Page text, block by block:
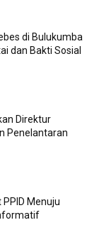
di Bulukumba
dan Bakti Sosial
Direktur
Penelantaran
Menuju